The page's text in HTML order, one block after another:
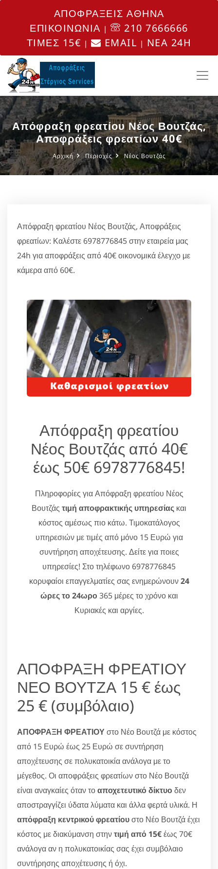
ΑΠΟΦΡΑΞΕΙΣ ΑΘΗΝΑ
ΕΠΙΚΟΙΝΩΝΙΑ |
210 7666666
ΤΙΜΕΣ 15€ | EMAIL | NEA 24H
Απόφραξη φρεατίου Νέος Βουτζάς,
Αποφράξεις φρεατίων 40€
Αρχική Περιοχές Νέος Βουτζάς
Απόφραξη φρεατίου Νέος Βουτζάς, Αποφράξεις
φρεατίων: Καλέστε 6978776845 στην εταιρεία μας
24h για αποφράξεις από 40€ οικονομικά έλεγχο με
κάμερα από 60€.
Απόφραξη φρεατίου
Νέος Βουτζάς από 40€
έως 50€ 6978776845!
Πληροφορίες για Απόφραξη φρεατίου Νέος
Βουτζάς τιμή αποφρακτικής υπηρεσίας και
κόστος αμέσως πιο κάτω. Τιμοκατάλογος
υπηρεσιών με τιμές από μόνο 15 Ευρώ για
συντήρηση αποχέτευσης. Δείτε για ποιες
υπηρεσίες! Στο τηλέφωνο 6978776845
κορυφαίοι επαγγελματίες σας ενημερώνουν24
ώρες το 24ωρο365 μέρες το χρόνο και
Κυριακές και αργίες.
ΑΠΟΦΡΑΞΗ ΦΡΕΑΤΙΟΥ
ΝΕΟ ΒΟΥΤΖΑ 15 € έως
25 € (συμβόλαιο)
ΑΠΟΦΡΑΞΗ ΦΡΕΑΤΙΟΥστο Νέο Βουτζά με κόστος
από 15 Ευρώ έως 25 Ευρώ σε συντήρηση
αποχέτευσης σε πολυκατοικία ανάλογα με το
μέγεθος. Οι αποφράξεις φρεατίων στο Νέο Βουτζά
είναι αναγκαίες όταν τοαποχετευτικό δίκτυοδεν
αποστραγγίζει ύδατα λύματα και άλλα φερτά υλικά. Η
απόφραξη κεντρικού φρεατίουστο Νέο Βουτζά έχει
κόστος με διακύμανση στηντιμή από 15€έως 70€
ανάλογα αν η πολυκατοικίας σας έχει συμβόλαιο
συντήρησης αποχέτευσης ή όχι.